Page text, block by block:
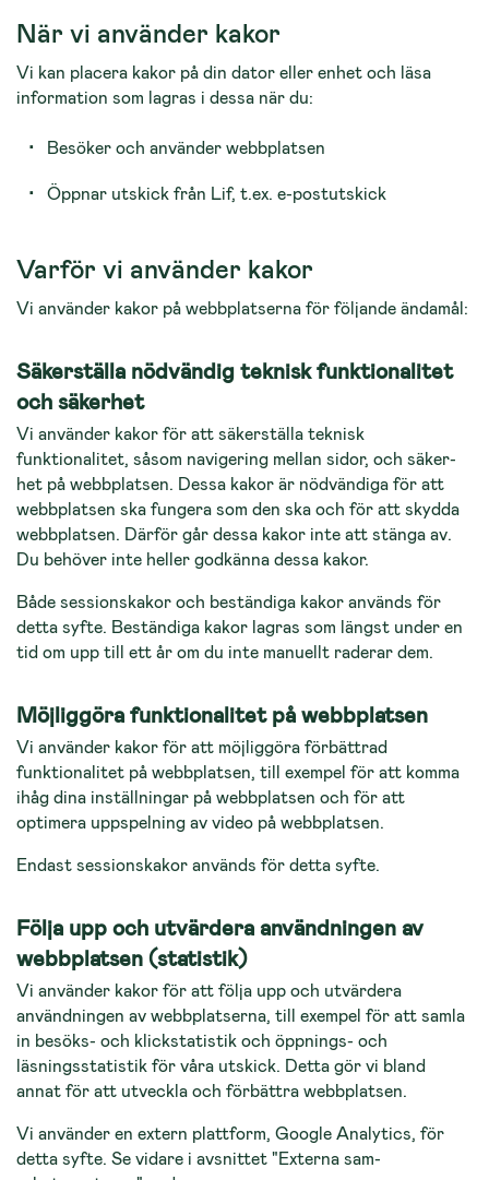
När vi använder kakor
Vi kan placera kakor på din dator eller enhet och läsa
information som lagras i dessa när du:
Besöker och använder webbplatsen
Öppnar utskick från Lif, t.ex. e-postutskick
Varför vi använder kakor
Vi använder kakor på webbplatserna för följande ändamål:
Säkerställa nödvändig teknisk funktionalitet
och säkerhet
Vi använder kakor för att säkerställa teknisk
funktionalitet, såsom navigering mellan sidor, och säker­
het på webbplatsen. Dessa kakor är nödvändiga för att
webbplatsen ska fungera som den ska och för att skydda
webbplatsen. Därför går dessa kakor inte att stänga av.
Du behöver inte heller godkänna dessa kakor.
Både sessionskakor och beständiga kakor används för
detta syfte. Beständiga kakor lagras som längst under en
tid om upp till ett år om du inte manuellt raderar dem.
Möjliggöra funktionalitet på webbplatsen
Vi använder kakor för att möjliggöra förbättrad
funktionalitet på webbplatsen, till exempel för att komma
ihåg dina inställningar på webbplatsen och för att
optimera uppspelning av video på webbplat­sen.
Endast sessionskakor används för detta syfte.
Följa upp och utvärdera användningen av
webbplatsen (statistik)
Vi använder kakor för att följa upp och utvärdera
användningen av webbplatserna, till exempel för att samla
in besöks- och klickstatistik och öppnings- och
läsningsstatistik för våra utskick. Detta gör vi bland
annat för att utveckla och förbättra webbplatsen.
Vi använder en extern plattform, Google Analytics, för
detta syfte. Se vidare i avsnittet "Externa sam­